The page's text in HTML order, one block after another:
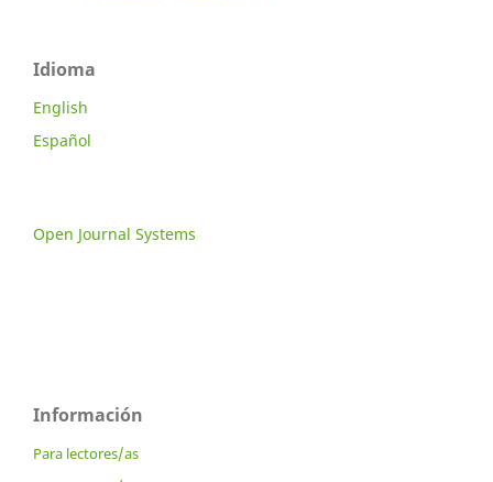
Idioma
English
Español
Open Journal Systems
Información
Para lectores/as